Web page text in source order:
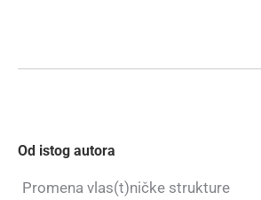
Od istog autora
Promena vlas(t)ničke strukture